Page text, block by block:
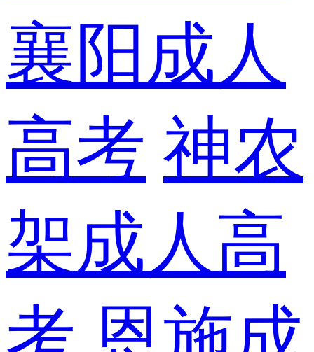
襄阳成人
高考 神农
架成人高